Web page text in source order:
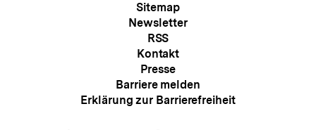
Sitemap
Newsletter
RSS
Kontakt
Presse
Barriere melden
Erklärung zur Barrierefreiheit